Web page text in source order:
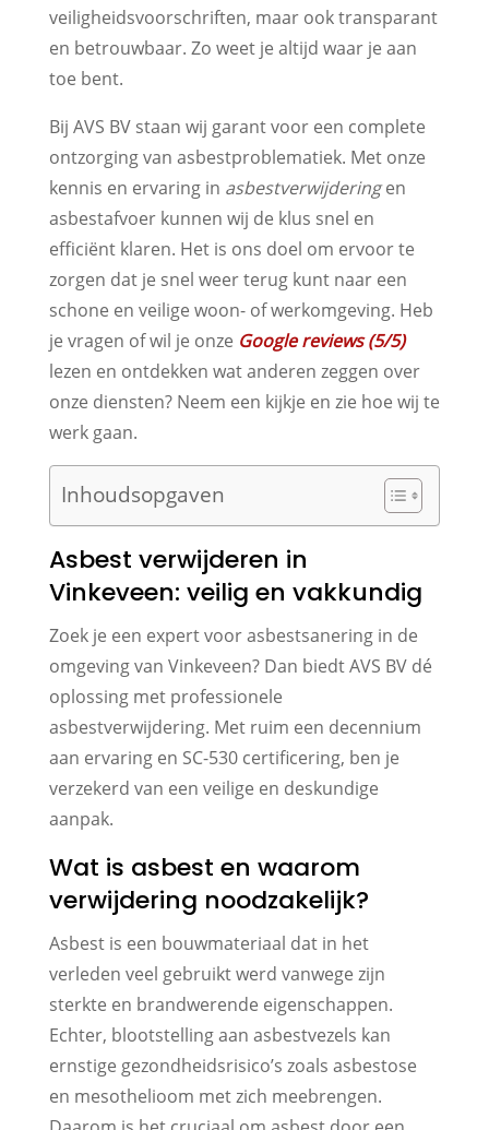
veiligheidsvoorschriften, maar ook transparant
en betrouwbaar. Zo weet je altijd waar je aan
toe bent.
Bij AVS BV staan wij garant voor een complete
ontzorging van asbestproblematiek. Met onze
kennis en ervaring in asbestverwijderingen
asbestafvoer kunnen wij de klus snel en
efficiënt klaren. Het is ons doel om ervoor te
zorgen dat je snel weer terug kunt naar een
schone en veilige woon- of werkomgeving. Heb
je vragen of wil je onze Google reviews (5/5)
lezen en ontdekken wat anderen zeggen over
onze diensten? Neem een kijkje en zie hoe wij te
werk gaan.
Inhoudsopgaven
Asbest verwijderen in
Vinkeveen: veilig en vakkundig
Zoek je een expert voor asbestsanering in de
omgeving van Vinkeveen? Dan biedt AVS BV dé
oplossing met professionele
asbestverwijdering. Met ruim een decennium
aan ervaring en SC-530 certificering, ben je
verzekerd van een veilige en deskundige
aanpak.
Wat is asbest en waarom
verwijdering noodzakelijk?
Asbest is een bouwmateriaal dat in het
verleden veel gebruikt werd vanwege zijn
sterkte en brandwerende eigenschappen.
Echter, blootstelling aan asbestvezels kan
ernstige gezondheidsrisico’s zoals asbestose
en mesothelioom met zich meebrengen.